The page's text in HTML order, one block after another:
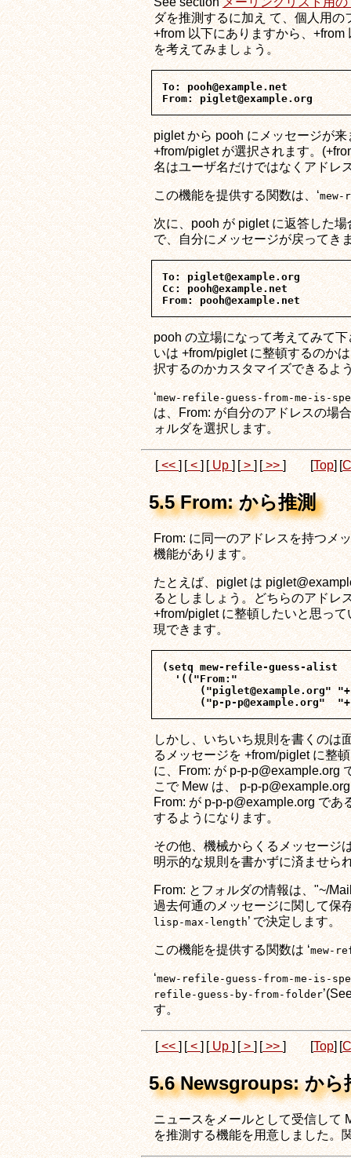
ダを推測するに加え て、個人用
+from 以下にありますから、
を考えてみましょう。
To: pooh@example.net
piglet から pooh にメッセージが
+from/piglet が選択されます。
名はユーザ名だけではなくアドレ
この機能を提供する関数は、‘
次に、pooh が piglet に返答した
で、自分にメッセージが戻ってき
To: piglet@example.org
Cc: pooh@example.net
pooh の立場になって考えてみて
いは +from/piglet に整頓するのか
択するのかカスタマイズできるよ
‘mew-refile-guess-from-me-is-
は、From: が自分のアドレスの場
ォルダを選択します。
[ << ] [ < ][ Up ] [ > ] [ >> ] [Top] [
5.5 From: から推測
From: に同一のアドレスを持つメ
機能があります。
たとえば、piglet は
るとしましょう。どちらのアドレ
+from/piglet に整頓したいと思っ
現できます。
(setq mew-refile-guess-alist
  '(("From:"
("piglet@example.org"
しかし、いちいち規則を書くのは
るメッセージを +from/piglet に整
に、From: が p-p-p@example.org
こで Mew は、 p-p-
From: が p-p-p@example.org であ
するようになります。
その他、機械からくるメッセージ
明示的な規則を書かずに済ませら
From: とフォルダの情報は、"~/
過去何通のメッセージに関して保
lisp-max-length’ で決定します。
この機能を提供する関数は ‘mew-
‘mew-refile-guess-from-me-is-
refile-guess-by-from-folder
す。
[ << ] [ < ][ Up ] [ > ] [ >> ] [Top] [
5.6 Newsgroups: から
ニュースをメールとして受信して
を推測する機能を用意しました。